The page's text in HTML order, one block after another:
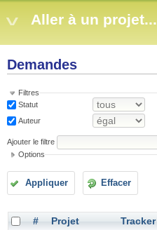
Aller à un projet...
Demandes
Filtres
Statut
Auteur
Ajouter le filtre
Options
Appliquer Effacer
# Projet Tracker